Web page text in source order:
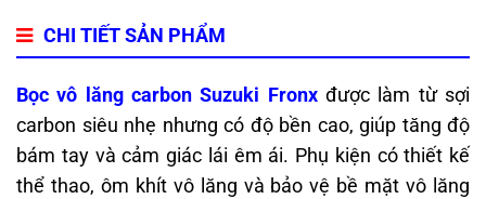
CHI TIẾT SẢN PHẨM
Bọc vô lăng carbon Suzuki Fronxđược làm từ sợi
carbon siêu nhẹ nhưng có độ bền cao, giúp tăng độ
bám tay và cảm giác lái êm ái. Phụ kiện có thiết kế
thể thao, ôm khít vô lăng và bảo vệ bề mặt vô lăng